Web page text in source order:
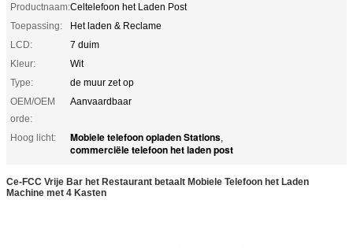
Productnaam:Celtelefoon het Laden Post
Toepassing:
Het laden & Reclame
LCD:
7 duim
Kleur:
Wit
Type:
de muur zet op
OEM/OEM
orde:
Aanvaardbaar
Hoog licht: Mobiele telefoon opladen Stations,
commerciële telefoon het laden post
Ce-FCC Vrije Bar het Restaurant betaalt Mobiele Telefoon het Laden
Machine met 4 Kasten